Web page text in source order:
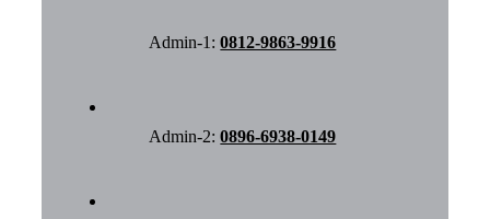
Admin-1:0812-9863-9916
Admin-2:0896-6938-0149